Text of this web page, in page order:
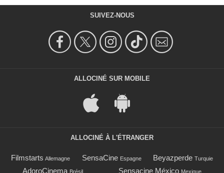
SUIVEZ-NOUS
ALLOCINÉ SUR MOBILE
ALLOCINÉ À L'ÉTRANGER
Filmstarts Allemagne SensaCine Espagne Beyazperde Turquie
AdoroCinema Brésil Sensacine México Mexique